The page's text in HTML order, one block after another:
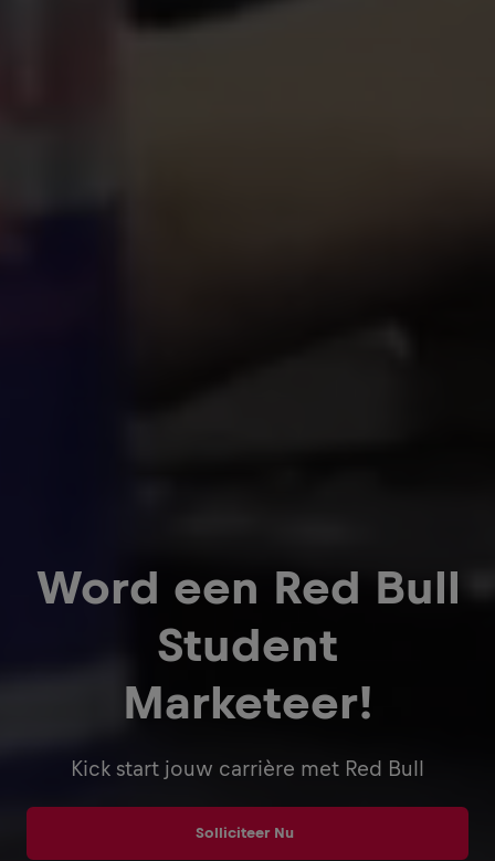
Word een Red Bull
Student
Marketeer!
Kick start jouw carrière met Red Bull
Solliciteer Nu